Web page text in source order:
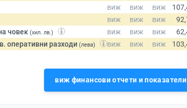
човек (хил. лв.)
оперативни разходи (лева)
виж финансови отчети и показатели